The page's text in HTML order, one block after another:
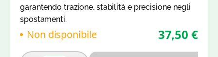
garantendo trazione, stabilità e precisione negli
spostamenti.
Non disponibile 37,50 €